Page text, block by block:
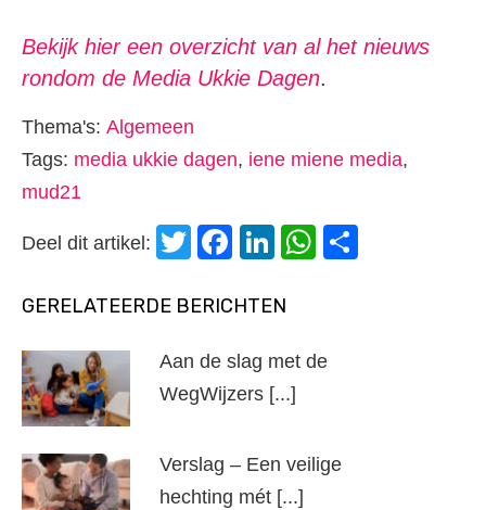
Bekijk hier een overzicht van al het nieuws
rondom de Media Ukkie Dagen.
Thema's: Algemeen
Tags: media ukkie dagen, iene miene media,
mud21
Deel dit artikel: Twitter
Facebook
LinkedIn
WhatsApp
GERELATEERDE BERICHTEN
Aan de slag met de
WegWijzers [...]
Verslag – Een veilige
hechting mét [...]